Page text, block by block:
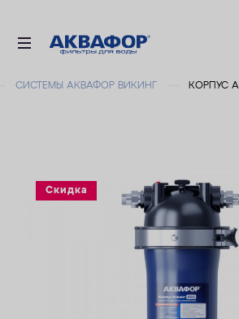
В КОТТЕДЖ
СИСТЕМЫ АКВАФОР ВИКИНГ КОРПУС
Скидка